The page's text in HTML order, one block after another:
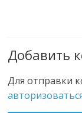
Добавить
Для отправки